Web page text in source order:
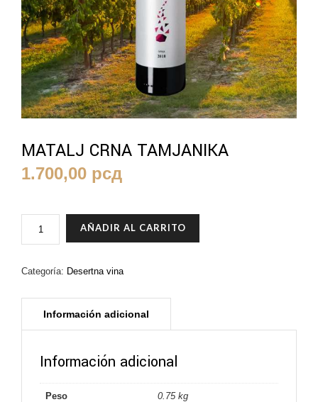
MATALJ CRNA TAMJANIKA
1.700,00 рсд
CANTIDAD
AÑADIR AL CARRITO
Categoría: Desertna vina
Información adicional
Peso 0.75 kg